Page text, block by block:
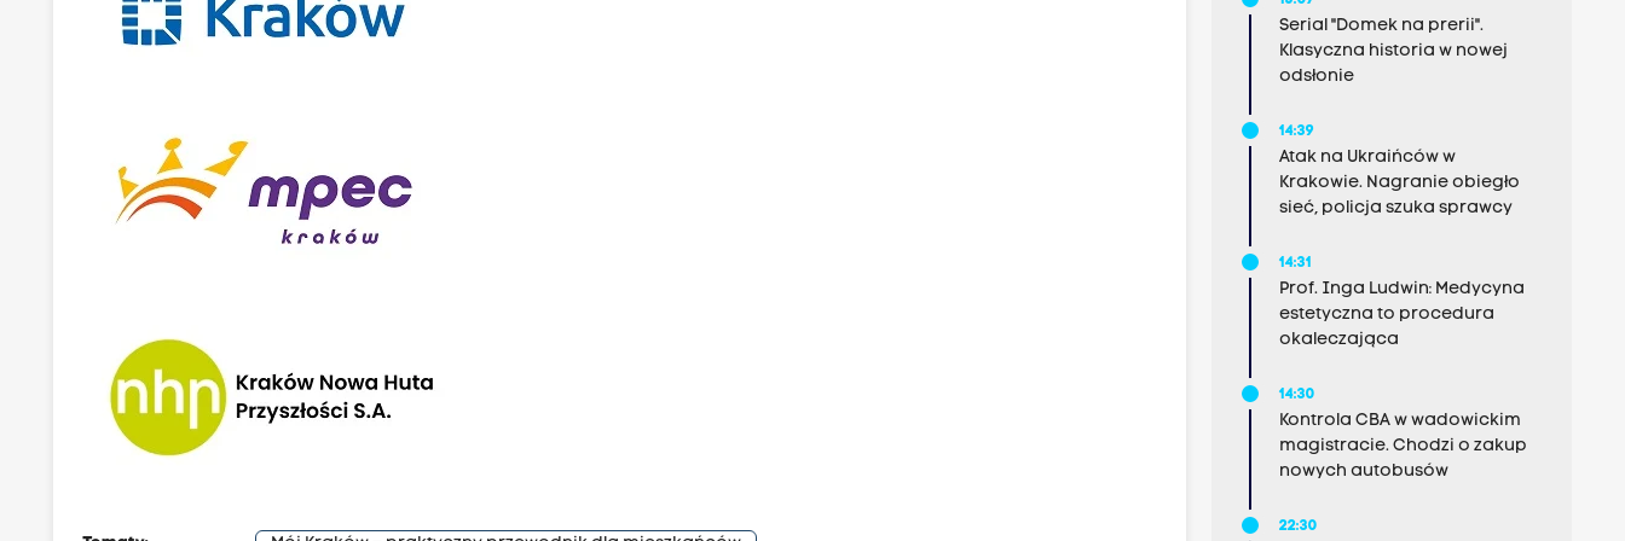
Serial "Domek na prerii".
Klasyczna historia w nowej
odsłonie
14:39
Atak na Ukraińców w
Krakowie. Nagranie obiegło
sieć, policja szuka sprawcy
14:31
Prof. Inga Ludwin: Medycyna
estetyczna to procedura
okaleczająca
14:30
Kontrola CBA w wadowickim
magistracie. Chodzi o zakup
nowych autobusów
22:30